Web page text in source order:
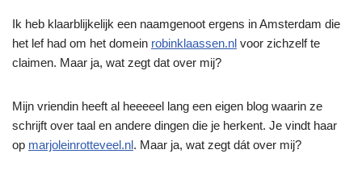
Ik heb klaarblijkelijk een naamgenoot ergens in Amsterdam die
het lef had om het domein robinklaassen.nl voor zichzelf te
claimen. Maar ja, wat zegt dat over mij?
Mijn vriendin heeft al heeeeel lang een eigen blog waarin ze
schrijft over taal en andere dingen die je herkent. Je vindt haar
op marjoleinrotteveel.nl. Maar ja, wat zegt dát over mij?